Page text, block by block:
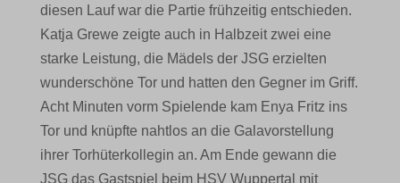
diesen Lauf war die Partie frühzeitig entschieden.
Katja Grewe zeigte auch in Halbzeit zwei eine
starke Leistung, die Mädels der JSG erzielten
wunderschöne Tor und hatten den Gegner im Griff.
Acht Minuten vorm Spielende kam Enya Fritz ins
Tor und knüpfte nahtlos an die Galavorstellung
ihrer Torhüterkollegin an. Am Ende gewann die
JSG das Gastspiel beim HSV Wuppertal mit